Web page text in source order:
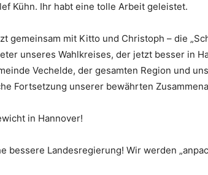
Kühn. Ihr habt eine tolle Arbeit geleistet.
gemeinsam mit Kitto und Christoph – die
unseres Wahlkreises, der jetzt besser in
Vechelde, der gesamten Region und
Fortsetzung unserer bewährten
in Hannover!
bessere Landesregierung! Wir werden